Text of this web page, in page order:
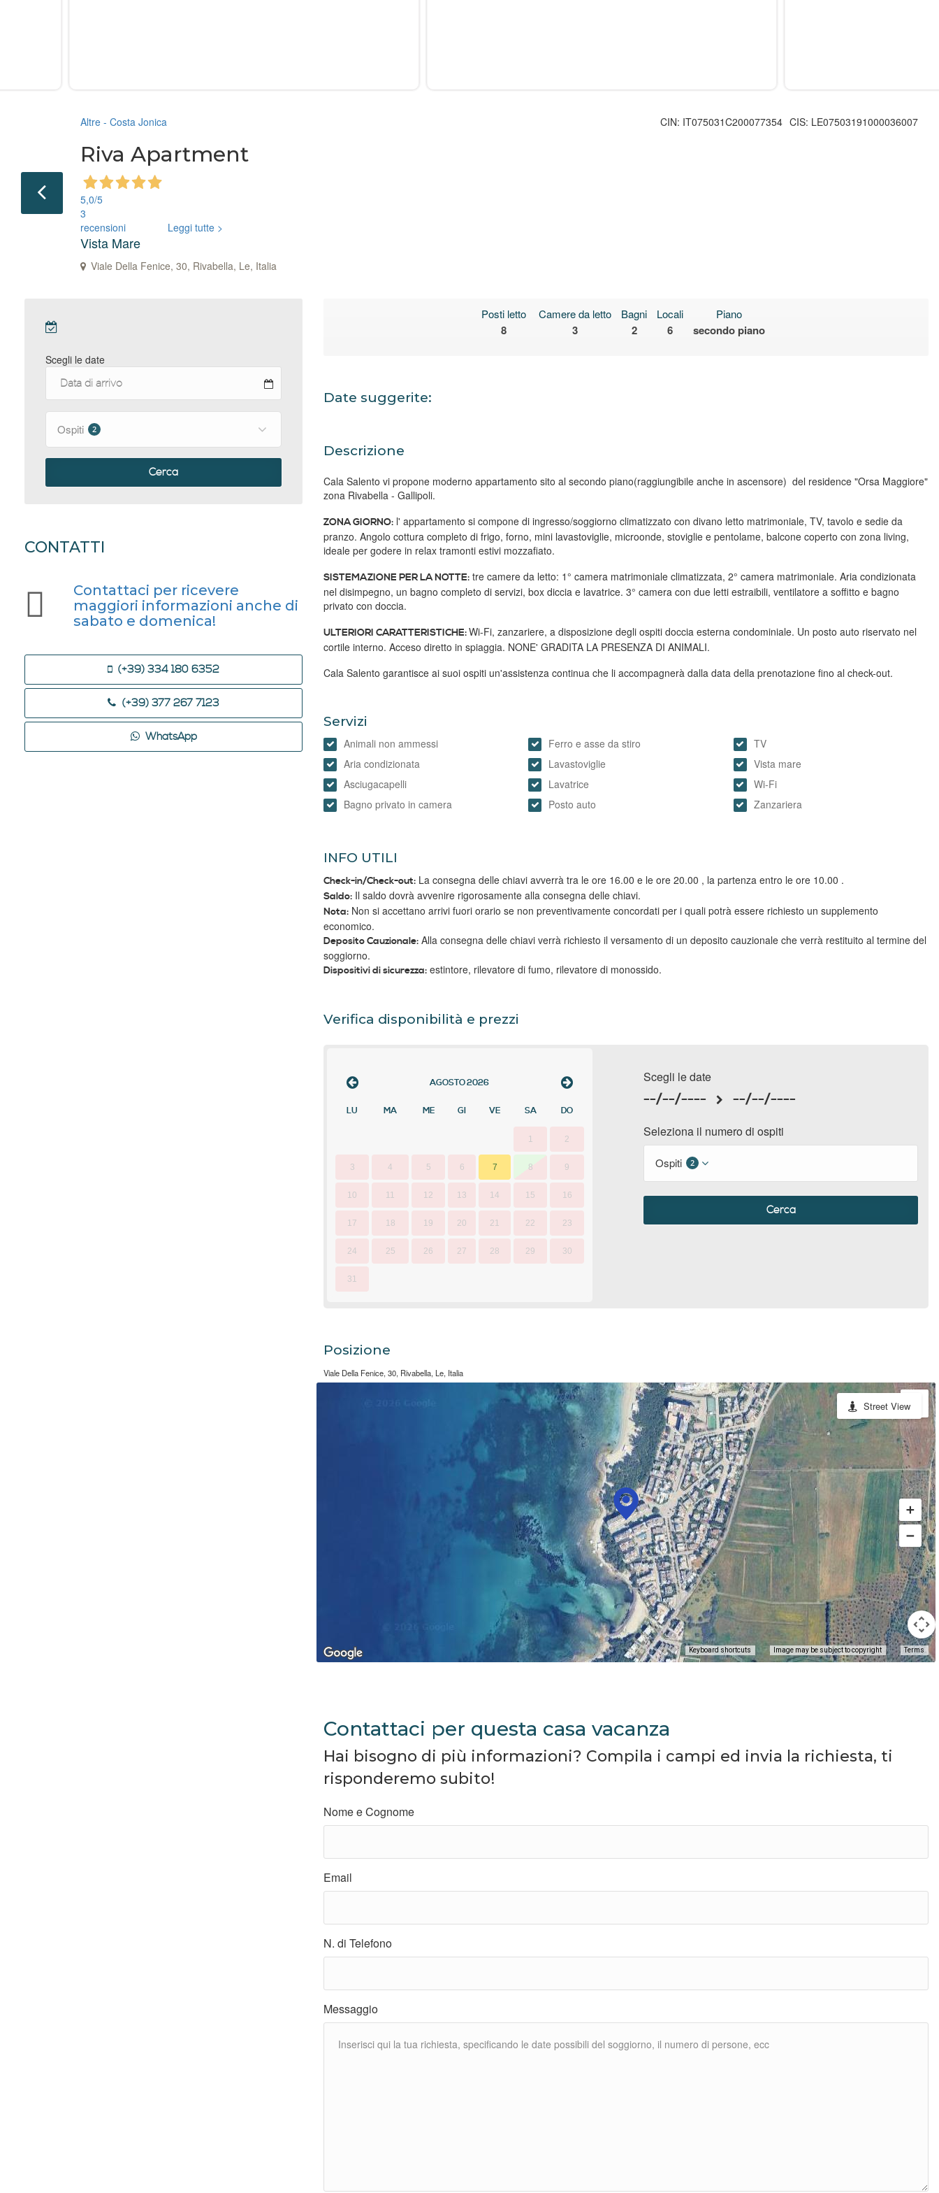
Altre - Costa Jonica CIS: LE07503191000036007
CIN: IT075031C200077354
Riva Apartment
5,0/5
3
recensioni
Leggi tutte >
Vista Mare
Viale Della Fenice, 30, Rivabella, Le, Italia
Scegli le date
Ospiti 2
Cerca
CONTATTI
Contattaci per ricevere
maggiori informazioni anche di
sabato e domenica!
(+39) 334 180 6352
(+39) 377 267 7123
WhatsApp
Posti letto
8
Camere da letto
3
Bagni
2
Locali
6
Piano
secondo piano
Date suggerite:
Descrizione
Cala Salento vi propone moderno appartamento sito al secondo piano(raggiungibile anche in ascensore) del residence "Orsa Maggiore"
zona Rivabella - Gallipoli.
ZONA GIORNO: l' appartamento si compone di ingresso/soggiorno climatizzato con divano letto matrimoniale, TV, tavolo e sedie da
pranzo. Angolo cottura completo di frigo, forno, mini lavastoviglie, microonde, stoviglie e pentolame, balcone coperto con zona living,
ideale per godere in relax tramonti estivi mozzafiato.
SISTEMAZIONE PER LA NOTTE: tre camere da letto: 1° camera matrimoniale climatizzata, 2° camera matrimoniale. Aria condizionata
nel disimpegno, un bagno completo di servizi, box diccia e lavatrice. 3° camera con due letti estraibili, ventilatore a soffitto e bagno
privato con doccia.
ULTERIORI CARATTERISTICHE:Wi-Fi, zanzariere, a disposizione degli ospiti doccia esterna condominiale. Un posto auto riservato nel
cortile interno. Acceso diretto in spiaggia. NONE' GRADITA LA PRESENZA DI ANIMALI.
Cala Salento garantisce ai suoi ospiti un'assistenza continua che li accompagnerà dalla data della prenotazione fino al check-out.
Servizi
Animali non ammessi
Aria condizionata
Asciugacapelli
Bagno privato in camera
Ferro e asse da stiro
Lavastoviglie
Lavatrice
Posto auto
TV
Vista mare
Wi-Fi
Zanzariera
INFO UTILI
Check-in/Check-out: La consegna delle chiavi avverrà tra le ore 16.00 e le ore 20.00 , la partenza entro le ore 10.00 .
Saldo: Il saldo dovrà avvenire rigorosamente alla consegna delle chiavi.
Nota: Non si accettano arrivi fuori orario se non preventivamente concordati per i quali potrà essere richiesto un supplemento
economico.
Deposito Cauzionale: Alla consegna delle chiavi verrà richiesto il versamento di un deposito cauzionale che verrà restituito al termine del
soggiorno.
Dispositivi di sicurezza: estintore, rilevatore di fumo, rilevatore di monossido.
Verifica disponibilità e prezzi
AGOSTO2026
LU MA ME GI VE SA DO
1 2
3 4 5 6 7 8 9
10 11 12 13 14 15 16
17 18 19 20 21 22 23
24 25 26 27 28 29 30
31
Scegli le date
--/--/---- --/--/----
Seleziona il numero di ospiti
Ospiti 2
Cerca
Posizione
Viale Della Fenice, 30, Rivabella, Le, Italia
Keyboard shortcuts Image may be subject to copyright Terms
Street View
Contattaci per questa casa vacanza
Hai bisogno di più informazioni? Compila i campi ed invia la richiesta, ti
risponderemo subito!
Nome e Cognome
Email
N. di Telefono
Messaggio